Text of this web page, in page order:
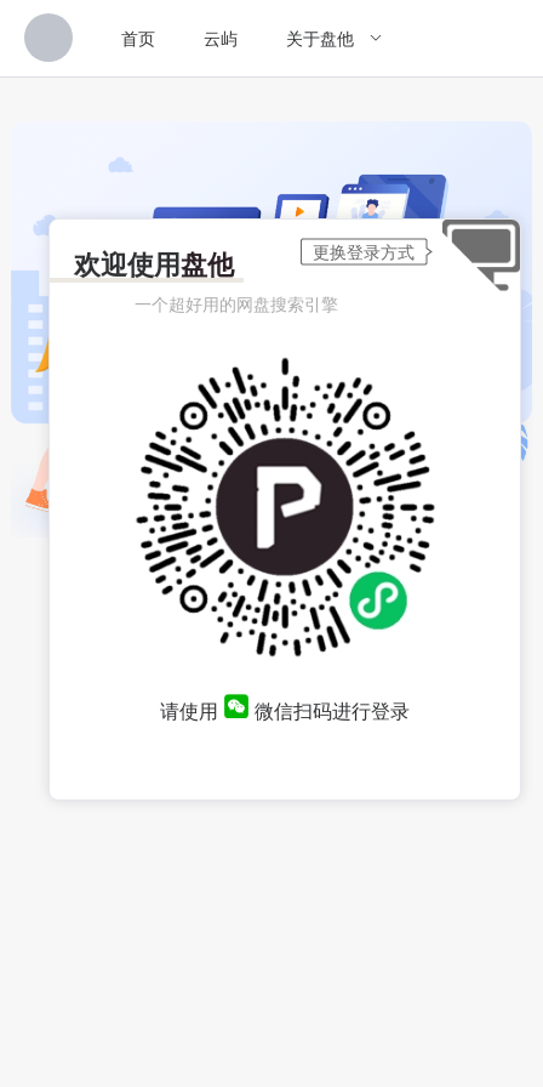
首页 云屿 关于盘他
欢迎使用盘他
一个超好用的网盘搜索引擎
请使用 微信扫码进行登录